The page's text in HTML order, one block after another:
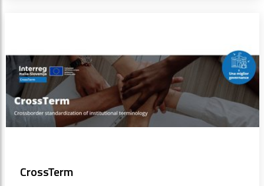
CrossTerm